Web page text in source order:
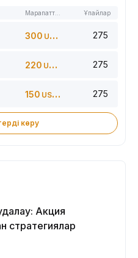
Ұпайлар
300 USDT 275
220 USDT 275
150 USDT 275
көру
Акция
стратегиялар